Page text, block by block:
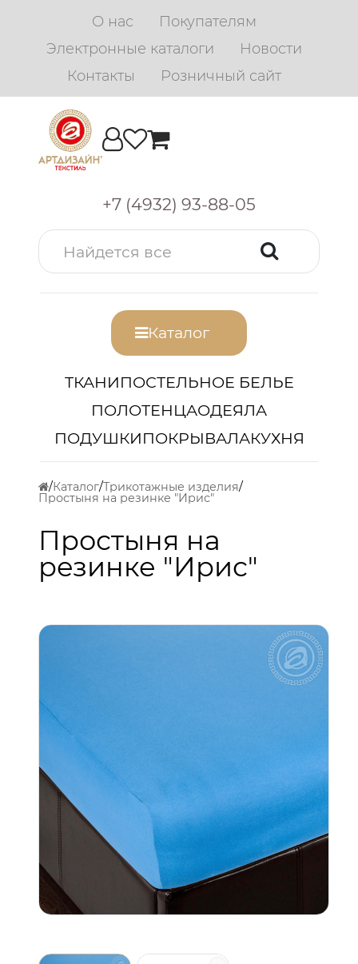
О нас
Покупателям
Электронные каталоги
Новости
Контакты
Розничный сайт
+7 (4932) 93-88-05
Каталог
ТКАНИПОСТЕЛЬНОЕ БЕЛЬЕ
ПОЛОТЕНЦАОДЕЯЛА
ПОДУШКИПОКРЫВАЛАКУХНЯ
Каталог Трикотажные изделия
Простыня на резинке "Ирис"
Простыня на
резинке "Ирис"